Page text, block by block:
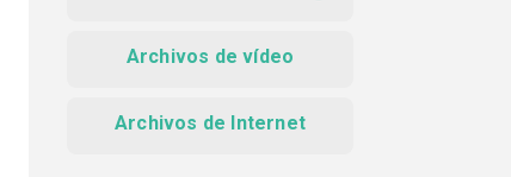
Archivos de vídeo
Archivos de Internet